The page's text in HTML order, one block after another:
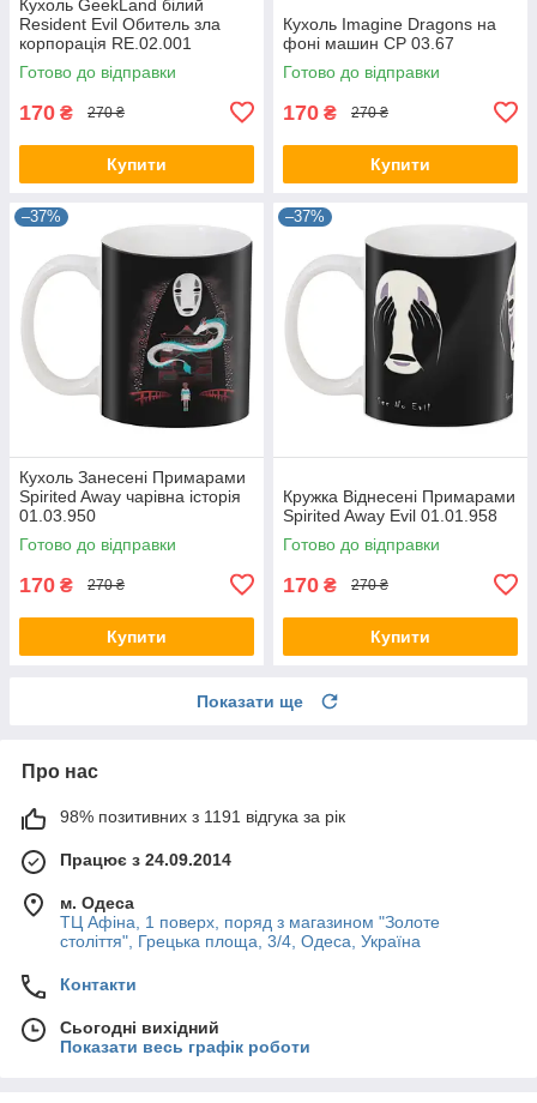
Кухоль GeekLand білий
Resident Evil Обитель зла
корпорація RE.02.001
Готово до відправки
170 ₴ 270 ₴
Купити
Кухоль Imagine Dragons на
фоні машин CP 03.67
Готово до відправки
170 ₴ 270 ₴
Купити
–37%
Кухоль Занесені Примарами
Spirited Away чарівна історія
01.03.950
Готово до відправки
170 ₴ 270 ₴
Купити
–37%
Кружка Віднесені Примарами
Spirited Away Evil 01.01.958
Готово до відправки
170 ₴ 270 ₴
Купити
Показати ще
Про нас
98% позитивних з 1191 відгука за рік
Працює з 24.09.2014
м. Одеса
ТЦ Афіна, 1 поверх, поряд з магазином "Золоте
століття", Грецька площа, 3/4, Одеса, Україна
Контакти
Сьогодні вихідний
Показати весь графік роботи